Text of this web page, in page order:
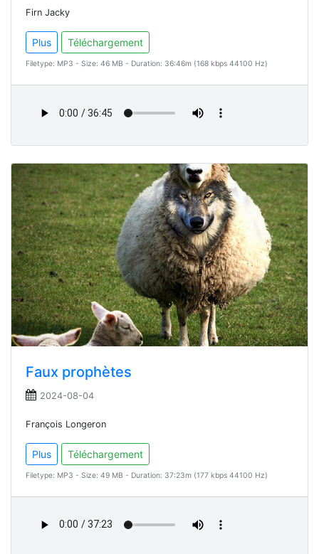
Firn Jacky
Plus Téléchargement
Filetype: MP3 - Size: 46 MB - Duration: 36:46m (168 kbps 44100 Hz)
Faux prophètes
2024-08-04
François Longeron
Plus Téléchargement
Filetype: MP3 - Size: 49 MB - Duration: 37:23m (177 kbps 44100 Hz)